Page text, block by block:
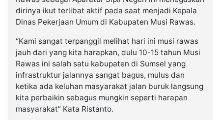
dirinya ikut terlibat aktif pada saat menjadi Kepala
Dinas Pekerjaan Umum di Kabupaten Musi Rawas.
“Kami sangat terpanggil melihat hari ini musi rawas
jauh dari yang kita harapkan, dulu 10-15 tahun Musi
Rawas ini salah satu kabupaten di Sumsel yang
infrastruktur jalannya sangat bagus, mulus dan
ketika ada keluhan masyarakat jalan buruk langsung
kita perbaikin sebagus mungkin seperti harapan
masyarakat” Kata Ristanto.